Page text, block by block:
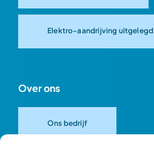
Elektro-aandrijving uitgelegd
Over ons
Ons bedrijf